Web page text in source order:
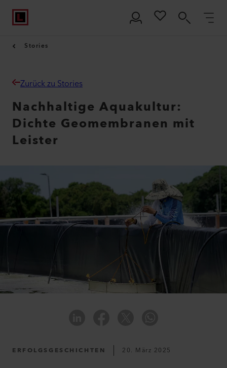
Stories
Zurück zu Stories
Nachhaltige Aquakultur:
Dichte Geomembranen mit
Leister
ERFOLGSGESCHICHTEN 20. März 2025